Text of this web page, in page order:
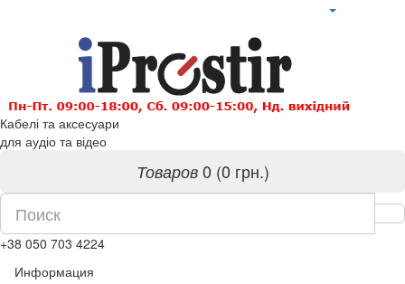
Кабелі та аксесуари
для аудіо та відео
Товаров0 (0 грн.)
+38 050 703 4224
Информация